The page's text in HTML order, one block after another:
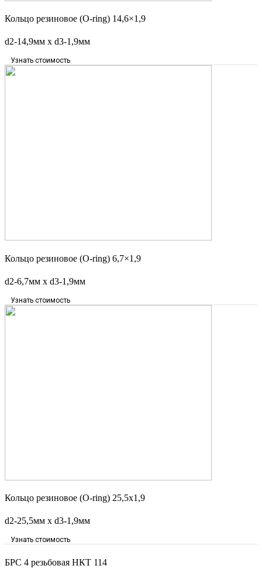
Кольцо резиновое (O-ring) 14,6×1,9
d2-14,9мм x d3-1,9мм
Узнать стоимость
Кольцо резиновое (O-ring) 6,7×1,9
d2-6,7мм x d3-1,9мм
Узнать стоимость
Кольцо резиновое (O-ring) 25,5х1,9
d2-25,5мм x d3-1,9мм
Узнать стоимость
БРС 4 резьбовая НКТ 114